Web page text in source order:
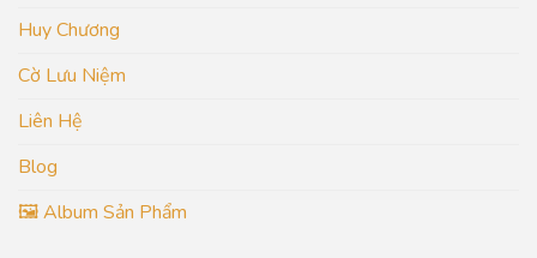
Huy Chương
Cờ Lưu Niệm
Liên Hệ
Blog
🖼️ Album Sản Phẩm